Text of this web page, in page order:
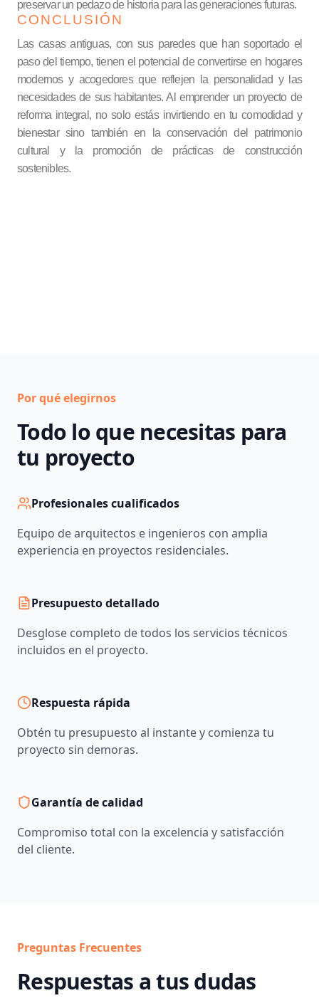
preservar un pedazo de historia para las generaciones futuras.
CONCLUSIÓN
Las casas antiguas, con sus paredes que han soportado el
paso del tiempo, tienen el potencial de convertirse en hogares
modernos y acogedores que reflejen la personalidad y las
necesidades de sus habitantes. Al emprender un proyecto de
reforma integral, no solo estás invirtiendo en tu comodidad y
bienestar sino también en la conservación del patrimonio
cultural y la promoción de prácticas de construcción
sostenibles.
Por qué elegirnos
Todo lo que necesitas para
tu proyecto
Profesionales cualificados
Equipo de arquitectos e ingenieros con amplia
experiencia en proyectos residenciales.
Presupuesto detallado
Desglose completo de todos los servicios técnicos
incluidos en el proyecto.
Respuesta rápida
Obtén tu presupuesto al instante y comienza tu
proyecto sin demoras.
Garantía de calidad
Compromiso total con la excelencia y satisfacción
del cliente.
Preguntas Frecuentes
Respuestas a tus dudas